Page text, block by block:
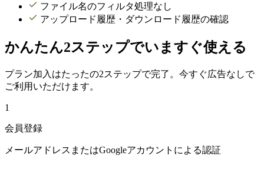
ファイル名のフィルタ処理なし
アップロード履歴・ダウンロード履歴の確認
かんたん2ステップでいますぐ使える
プラン加入はたったの2ステップで完了。今すぐ広告なしで
ご利用いただけます。
1
会員登録
メールアドレスまたはGoogleアカウントによる認証